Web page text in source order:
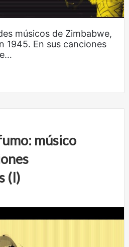
músicos de Zimbabwe,
1945. En sus canciones
músico
(I)